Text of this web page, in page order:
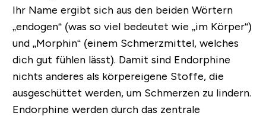
Ihr Name ergibt sich aus den beiden Wörtern
„endogen“ (was so viel bedeutet wie „im Körper“)
und „Morphin“ (einem Schmerzmittel, welches
dich gut fühlen lässt). Damit sind Endorphine
nichts anderes als körpereigene Stoffe, die
ausgeschüttet werden, um Schmerzen zu lindern.
Endorphine werden durch das zentrale